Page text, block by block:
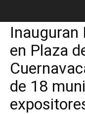
Inauguran
en Plaza
de 18